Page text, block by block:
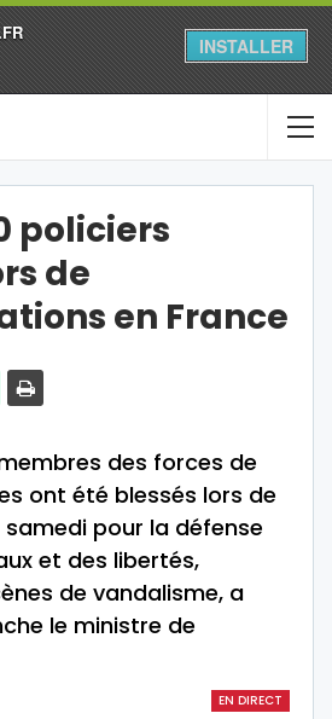
INSTALLER
policiers
de
en France
des forces de
ont été blessés lors de
pour la défense
et des libertés,
de vandalisme, a
le ministre de
EN DIRECT